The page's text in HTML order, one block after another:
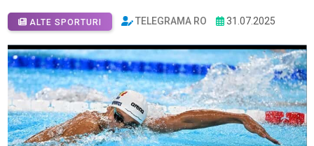
ALTE SPORTURI TELEGRAMA RO 31.07.2025